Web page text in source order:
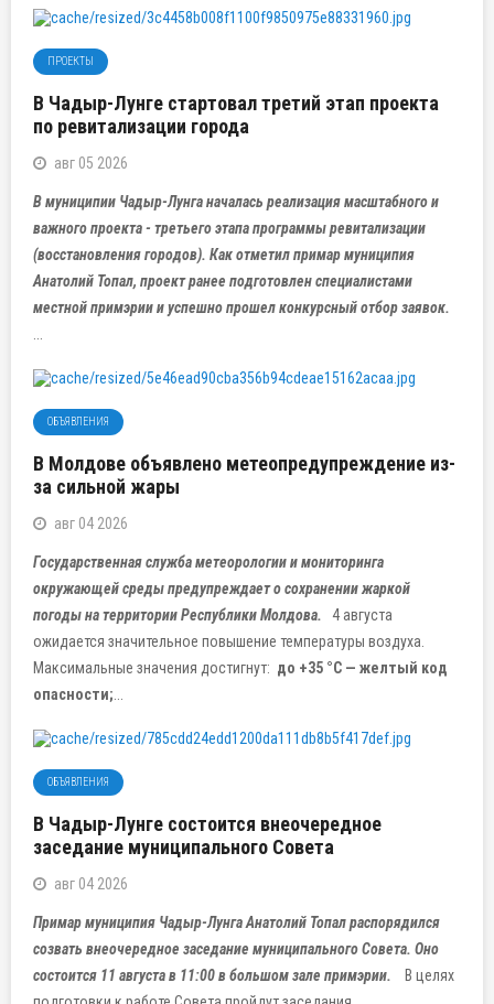
ПРОЕКТЫ
В Чадыр-Лунге стартовал третий этап проекта
по ревитализации города
авг 05 2026
В муниципии Чадыр-Лунга началась реализация масштабного и
важного проекта - третьего этапа программы ревитализации
(восстановления городов). Как отметил примар муниципия
Анатолий Топал, проект ранее подготовлен специалистами
местной примэрии и успешно прошел конкурсный отбор заявок.
ОБЪЯВЛЕНИЯ
В Молдове объявлено метеопредупреждение из-
за сильной жары
авг 04 2026
Государственная служба метеорологии и мониторинга
окружающей среды предупреждает о сохранении жаркой
погоды на территории Республики Молдова. 4 августа
ожидается значительное повышение температуры воздуха.
Максимальные значения достигнут: до +35 °C — желтый код
опасности;
ОБЪЯВЛЕНИЯ
В Чадыр-Лунге состоится внеочередное
заседание муниципального Совета
авг 04 2026
Примар муниципия Чадыр-Лунга Анатолий Топал распорядился
созвать внеочередное заседание муниципального Совета. Оно
состоится 11 августа в 11:00 в большом зале примэрии. В целях